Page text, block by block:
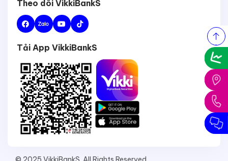
Theo dõi VikkiBankS
Tải App VikkiBankS